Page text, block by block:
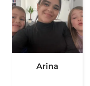
Arina